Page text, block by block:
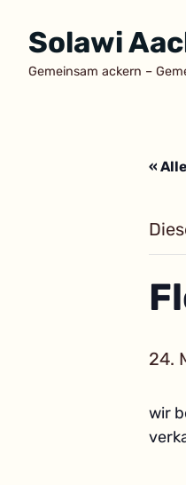
Inhalt
springen
Solawi
Gemeinsam ackern –
«
24.
wir